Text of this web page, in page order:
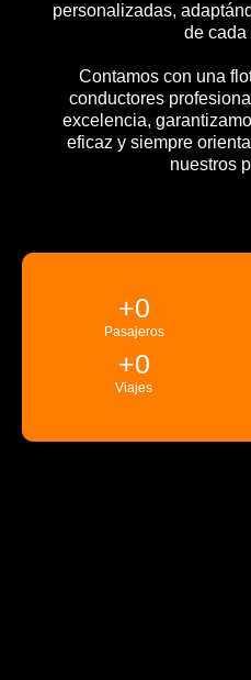
personalizadas,
de cada
Contamos con una
conductores
excelencia,
eficaz y siempre
nuestros
Pasajeros
+0
Viajes
+0